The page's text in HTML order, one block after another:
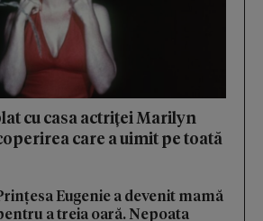
cu casa actriței Marilyn
care a uimit pe toată
Eugenie a devenit mamă
a treia oară. Nepoata